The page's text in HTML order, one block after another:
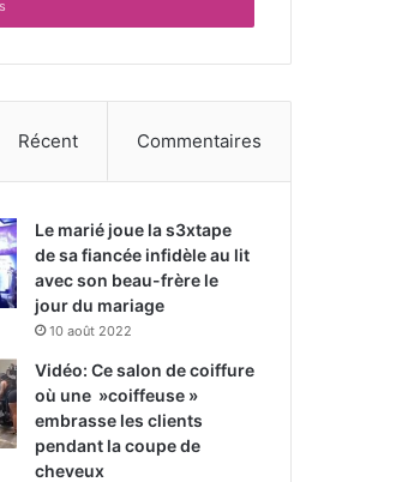
Récent Commentaires
Le marié joue la s3xtape
de sa fiancée infidèle au lit
avec son beau-frère le
jour du mariage
10 août 2022
Vidéo: Ce salon de coiffure
où une »coiffeuse »
embrasse les clients
pendant la coupe de
cheveux